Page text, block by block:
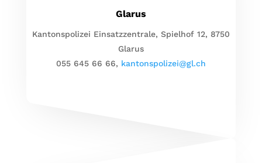
Glarus
Kantonspolizei Einsatzzentrale, Spielhof 12, 8750
Glarus
055 645 66 66, kantonspolizei@gl.ch